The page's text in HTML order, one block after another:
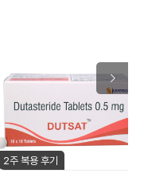
2주 복용 후기